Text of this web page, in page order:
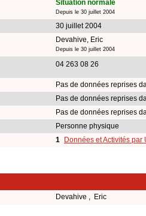
Situation normale
Depuis le 30 juillet 2004
30 juillet 2004
Devahive, Eric
Depuis le 30 juillet 2004
04 263 08 26
Pas de données reprises
Pas de données reprises
Pas de données reprises
Personne physique
1 Données et Activités par
Devahive , Eric